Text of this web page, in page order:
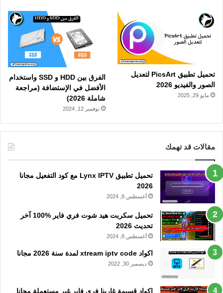
تحميل تطبيق PicsArt لتعديل
الصور والفيديو 2026
مايو 29, 2025
الفرق بين HDD و SSD واستخدام
الأفضل في الإستضافة (مراجعة
شاملة 2026)
نوفمبر 12, 2024
مقالات قد تهمك
تحميل تطبيق Lynx IPTV مع كود التفعيل مجانا
2026
أغسطس 8, 2024
تحميل سكربت هيد شوت فري فاير %100 آخر
تحديث 2026
أغسطس 8, 2024
اكواد xtream iptv code لمدة سنة 2026 مجانا
ديسمبر 30, 2022
اكواد قسيمة غارينا فري فاير غير مستعملة مجانا